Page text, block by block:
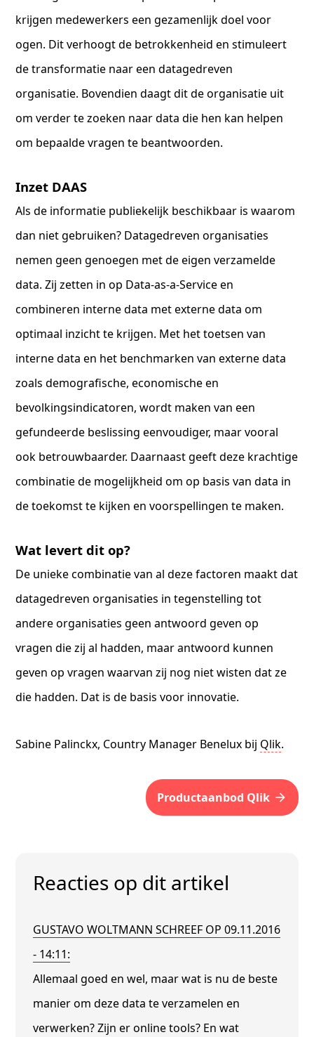
krijgen medewerkers een gezamenlijk doel voor
ogen. Dit verhoogt de betrokkenheid en stimuleert
de transformatie naar een datagedreven
organisatie. Bovendien daagt dit de organisatie uit
om verder te zoeken naar data die hen kan helpen
om bepaalde vragen te beantwoorden.
Inzet DAAS
Als de informatie publiekelijk beschikbaar is waarom
dan niet gebruiken? Datagedreven organisaties
nemen geen genoegen met de eigen verzamelde
data. Zij zetten in op Data-as-a-Service en
combineren interne data met externe data om
optimaal inzicht te krijgen. Met het toetsen van
interne data en het benchmarken van externe data
zoals demografische, economische en
bevolkingsindicatoren, wordt maken van een
gefundeerde beslissing eenvoudiger, maar vooral
ook betrouwbaarder. Daarnaast geeft deze krachtige
combinatie de mogelijkheid om op basis van data in
de toekomst te kijken en voorspellingen te maken.
Wat levert dit op?
De unieke combinatie van al deze factoren maakt dat
datagedreven organisaties in tegenstelling tot
andere organisaties geen antwoord geven op
vragen die zij al hadden, maar antwoord kunnen
geven op vragen waarvan zij nog niet wisten dat ze
die hadden. Dat is de basis voor innovatie.
Sabine Palinckx, Country Manager Benelux bij Qlik.
productaanbod Qlik
Reacties op dit artikel
GUSTAVO WOLTMANN SCHREEF OP 09.11.2016
- 14:11:
Allemaal goed en wel, maar wat is nu de beste
manier om deze data te verzamelen en
verwerken? Zijn er online tools? En wat